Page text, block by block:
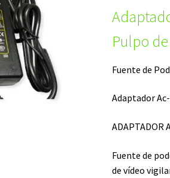
Pulpo
Fuente de
Adaptador
ADAPTADOR
Fuente de
de vídeo